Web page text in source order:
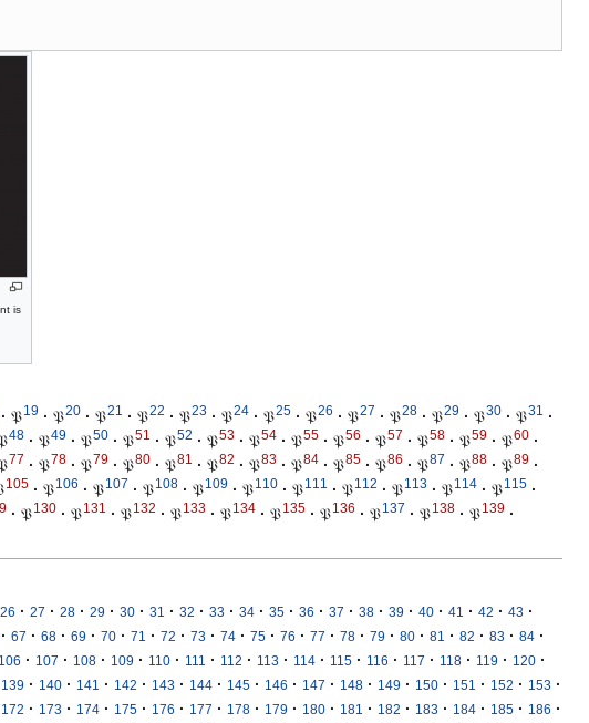
is
· 𝔓19 · 𝔓20 · 𝔓21 · 𝔓22 · 𝔓23 · 𝔓24 · 𝔓25 · 𝔓26 · 𝔓27 · 𝔓28 · 𝔓29 · 𝔓30 · 𝔓31
·
48 · 𝔓49 · 𝔓50 · 𝔓51 · 𝔓52 · 𝔓53 · 𝔓54 · 𝔓55 · 𝔓56 · 𝔓57 · 𝔓58 · 𝔓59 · 𝔓60 ·
77 · 𝔓78 · 𝔓79 · 𝔓80 · 𝔓81 · 𝔓82 · 𝔓83 · 𝔓84 · 𝔓85 · 𝔓86 · 𝔓87 · 𝔓88 · 𝔓89 ·
105 · 𝔓106 · 𝔓107 · 𝔓108 · 𝔓109 · 𝔓110 · 𝔓111 · 𝔓112 · 𝔓113 · 𝔓114 · 𝔓115 ·
· 𝔓130 · 𝔓131 · 𝔓132 · 𝔓133 · 𝔓134 · 𝔓135 · 𝔓136 · 𝔓137 · 𝔓138 · 𝔓139 ·
26 · 27 · 28 · 29 · 30 · 31 · 32 · 33 · 34 · 35 · 36 · 37 · 38 · 39 · 40 · 41 · 42 · 43 ·
· 67 · 68 · 69 · 70 · 71 · 72 · 73 · 74 · 75 · 76 · 77 · 78 · 79 · 80 · 81 · 82 · 83 · 84 ·
106 · 107 · 108 · 109 · 110 · 111 · 112 · 113 · 114 · 115 · 116 · 117 · 118 · 119 · 120 ·
139 · 140 · 141 · 142 · 143 · 144 · 145 · 146 · 147 · 148 · 149 · 150 · 151 · 152 · 153 ·
172 · 173 · 174 · 175 · 176 · 177 · 178 · 179 · 180 · 181 · 182 · 183 · 184 · 185 · 186 ·